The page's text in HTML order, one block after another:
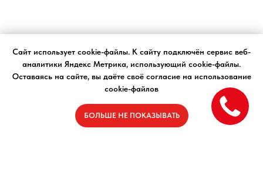
Сайт использует cookie-файлы. К cайту подключён сервис веб-
аналитики Яндекс Метрика, использующий cookie-файлы.
Оставаясь на сайте, вы даёте своё согласие на использование
cookie-файлов
БОЛЬШЕ НЕ ПОКАЗЫВАТЬ